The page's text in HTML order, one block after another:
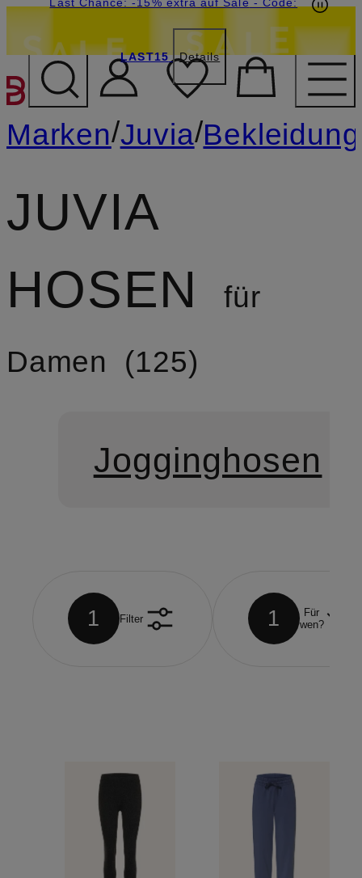
ZUM HAUPTINHALT
LAST15 Details
Marken/Juvia/Bekleidung
JUVIA
HOSEN
für
Damen
125
Jogginghosen
1 Filter 1
Für
wen?